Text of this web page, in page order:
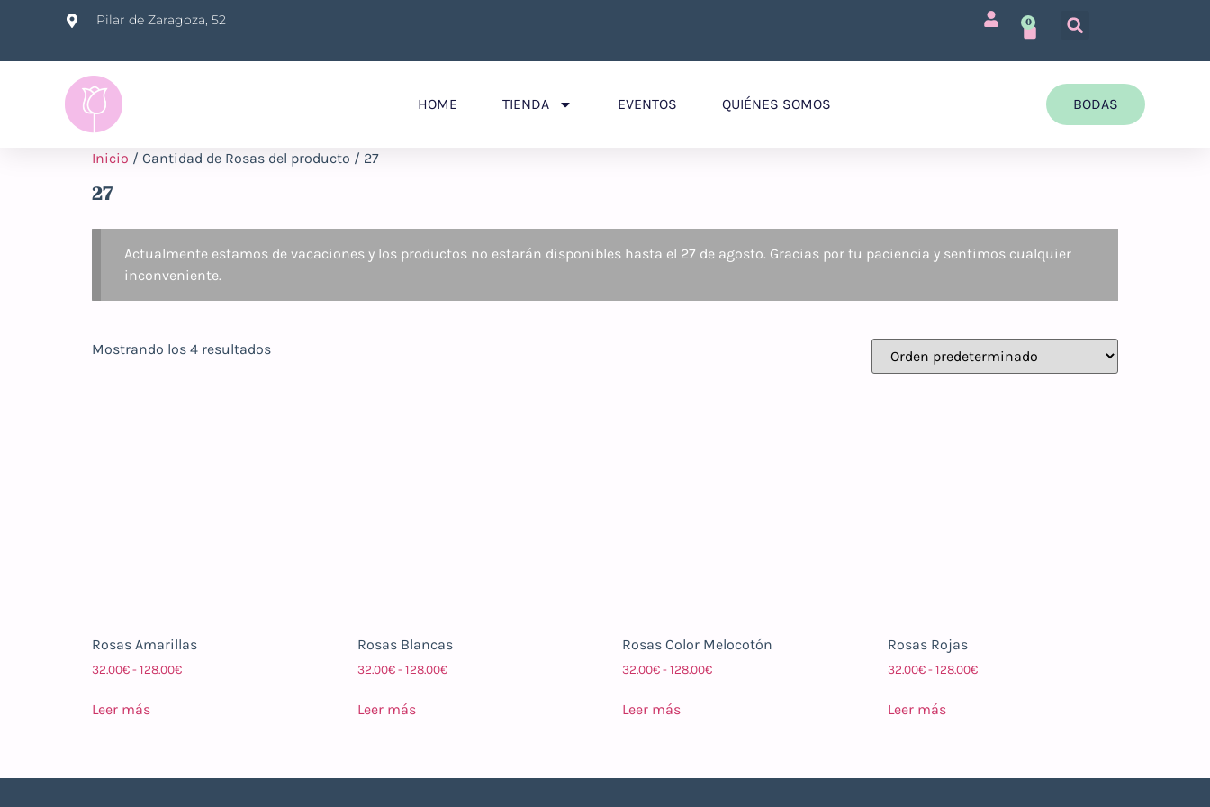
Pilar de Zaragoza, 52 0
HOME TIENDA EVENTOS QUIÉNES SOMOS BODAS
Inicio / Cantidad de Rosas del producto / 27
27
Actualmente estamos de vacaciones y los productos no estarán disponibles hasta el 27 de agosto. Gracias por tu paciencia y sentimos cualquier
inconveniente.
Mostrando los 4 resultados
Rosas Amarillas
32.00€-128.00€
Leer más
Rosas Blancas
32.00€ - 128.00€
Leer más
Rosas Color Melocotón
32.00€ - 128.00€
Leer más
Rosas Rojas
32.00€-128.00€
Leer más